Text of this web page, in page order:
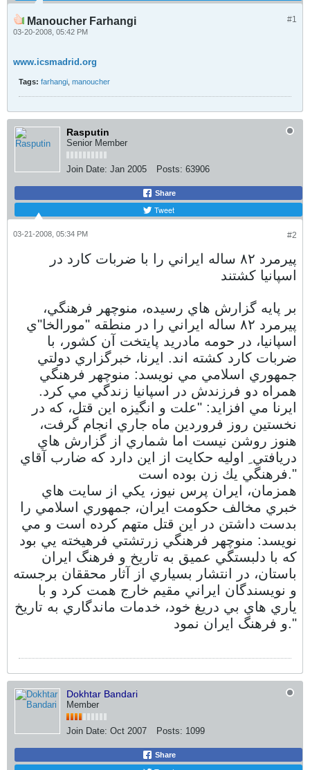
#1
Manoucher Farhangi
03-20-2008, 05:42 PM
www.icsmadrid.org
Tags: farhangi manoucher
Rasputin
Senior Member
Join Date: Jan 2005 Posts: 63906
Share
Tweet
#2
03-21-2008, 05:34 PM
پيرمرد ۸۲ ساله ايراني را با ضربات كارد در
اسپانيا كشتند
بر پايه گزارش هاي رسيده، منوچهر فرهنگي،
پيرمرد ۸۲ ساله ايراني را در منطقه "مورالخا"ي
اسپانيا، در حومه مادريد پايتخت آن كشور، با
ضربات كارد كشته اند. ايرنا، خبرگزاري دولتي
جمهوري اسلامي مي نويسد: منوچهر فرهنگي
همراه دو فرزندش در اسپانيا زندگي مي كرد.
ايرنا مي افزايد: "علت و انگيزه اين قتل، كه در
نخستين روز فروردين ماه جاري انجام گرفت،
هنوز روشن نيست اما شماري از گزارش هاي
دريافتي ِ اوليه حكايت از اين دارد كه ضارب آقاي
فرهنگي يك زن بوده است."
همزمان، ايران پرس نيوز، يكي از سايت هاي
خبري مخالف حكومت ايران، جمهوري اسلامي را
بدست داشتن در اين قتل متهم كرده است و مي
نويسد: منوچهر فرهنگي زرتشتي فرهيخته يي بود
كه با دلبستگي عميق به تاريخ و فرهنگ ايران
باستان، در انتشار بسياري از آثار محققان برجسته
و نويسندگان ايراني مقيم خارج همت كرد و با
ياري هاي بي دريغ خود، خدمات ماندگاري به تاريخ
و فرهنگ ايران نمود."
Dokhtar Bandari
Member
Join Date: Oct 2007 Posts: 1099
Share